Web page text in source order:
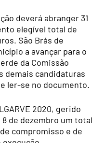
deverá abranger 31
elegível total de
São Brás de
a avançar para o
da Comissão
demais candidaturas
ler-se no documento.
2020, gerido
8 de dezembro um total
compromisso e de